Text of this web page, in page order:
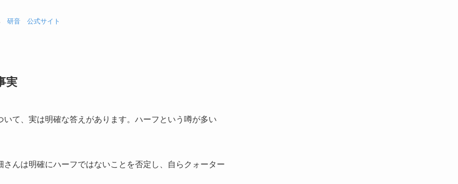
研音 公式サイト
実
て、実は明確な答えがあります。ハーフという噂が多い
んは明確にハーフではないことを否定し、自らクォーター